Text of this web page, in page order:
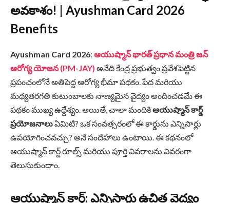
అవకాశం! | Ayushman Card 2026
Benefits
Ayushman Card 2026: ఆయుష్మాన్ భారత్ ప్రధాన మంత్రి జన్
ఆరోగ్య యోజన (PM-JAY) అనేది కేంద్ర ప్రభుత్వం ప్రవేశపెట్టిన
ప్రపంచంలోనే అతిపెద్ద ఆరోగ్య భీమా పథకం. పేద మరియు
మధ్యతరగతి కుటుంబాలకు నాణ్యమైన వైద్యం అందించడమే ఈ
పథకం ముఖ్య ఉద్దేశ్యం. అయితే, చాలా మందికిఆయుష్మాన్ కార్డ్
ప్రయోజనాలుఏమిటి? ఒక సంవత్సరంలో ఈ కార్డును ఎన్నిసార్లు
ఉపయోగించవచ్చు? అనే సందేహాలు ఉంటాయి. ఈ కథనంలో
ఆయుష్మాన్ కార్డ్ రూల్స్ మరియు పూర్తి వివరాలను వివరంగా
తెలుసుకుందాం.
ఆయుష్మాన్ కార్డ్: ఎన్నిసార్లు ఉచిత వైద్యం